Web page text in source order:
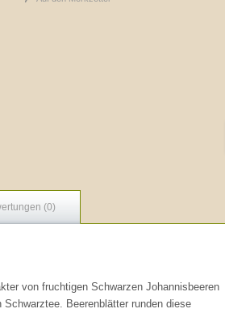
(0)
von fruchtigen Schwarzen Johannisbeeren
Beerenblätter runden diese